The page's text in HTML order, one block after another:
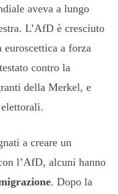
aveva a lungo
L’AfD è cresciuto
a forza
contro la
della Merkel, e
a creare un
l’AfD, alcuni hanno
. Dopo la